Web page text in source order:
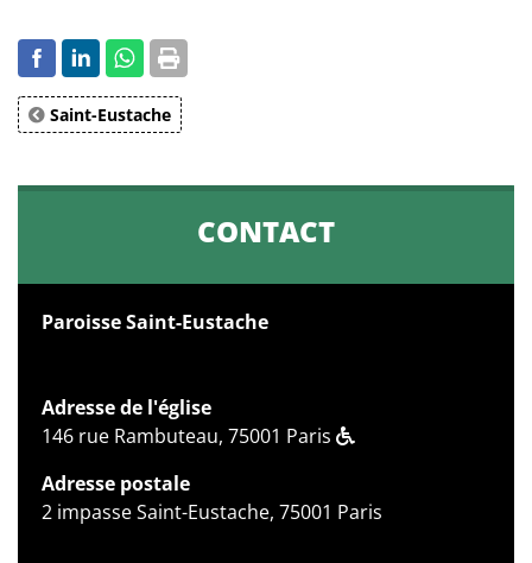
Saint-Eustache
CONTACT
Paroisse Saint-Eustache
Adresse de l'église
146 rue Rambuteau, 75001 Paris
Adresse postale
2 impasse Saint-Eustache, 75001 Paris